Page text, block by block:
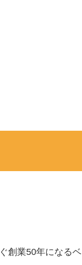
創業50年になるベ